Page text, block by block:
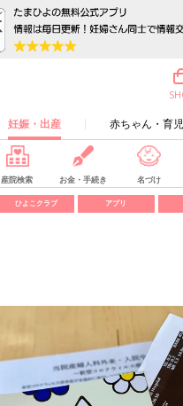
妊娠・出産 赤ちゃん・育児
産院検索 お金・手続き 名づけ
ひよこクラブ アプリ